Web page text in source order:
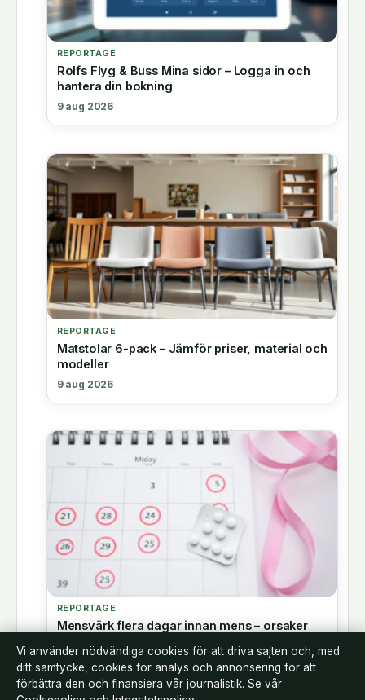
REPORTAGE
Rolfs Flyg & Buss Mina sidor – Logga in och
hantera din bokning
9 aug 2026
REPORTAGE
Matstolar 6-pack – Jämför priser, material och
modeller
9 aug 2026
REPORTAGE
Mensvärk flera dagar innan mens – orsaker
8 aug 2026
Vi använder nödvändiga cookies för att driva sajten och, med
ditt samtycke, cookies för analys och annonsering för att
förbättra den och finansiera vår journalistik. Se vår